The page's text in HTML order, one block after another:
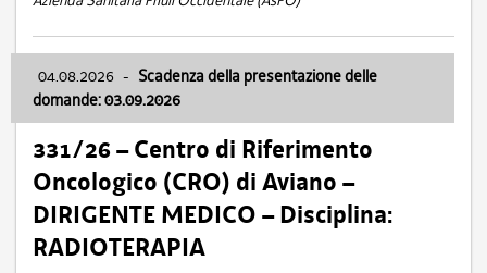
04.08.2026 - Scadenza della presentazione delle
domande: 03.09.2026
331/26 – Centro di Riferimento
Oncologico (CRO) di Aviano –
DIRIGENTE MEDICO – Disciplina:
RADIOTERAPIA